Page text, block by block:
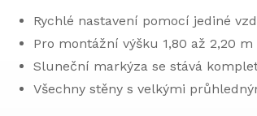
Rychlé nastavení pomocí jediné
Pro montážní výšku 1,80 až 2,20 m
Sluneční markýza se stává
Všechny stěny s velkými